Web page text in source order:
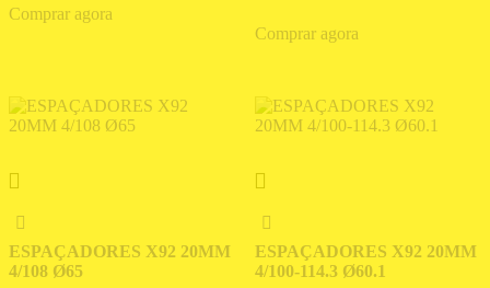
Comprar agora
Comprar agora
ESPAÇADORES X92 20MM
4/108 Ø65
ESPAÇADORES X92 20MM
4/100-114.3 Ø60.1